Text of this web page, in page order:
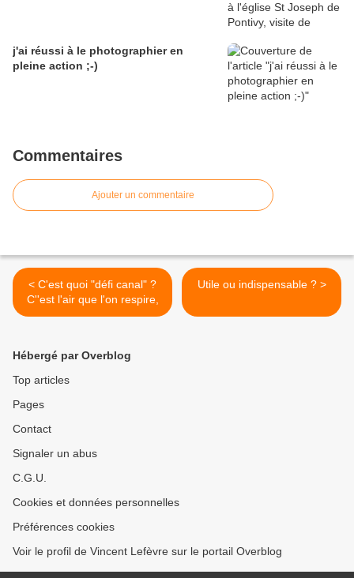
j'ai réussi à le photographier en
pleine action ;-)
Commentaires
Ajouter un commentaire
< C'est quoi "défi canal" ?
C''est l'air que l'on respire,
Utile ou indispensable ? >
Hébergé par Overblog
Top articles
Pages
Contact
Signaler un abus
C.G.U.
Cookies et données personnelles
Préférences cookies
Voir le profil de Vincent Lefèvre sur le portail Overblog